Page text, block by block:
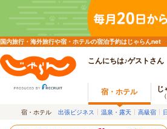
国内旅行・海外旅行や宿・ホテルの宿泊予約はじゃらんnet
こんにちは♪ゲストさん
宿・ホテル じ
宿・ホテル 出張ビジネス 温泉・露天 高級宿